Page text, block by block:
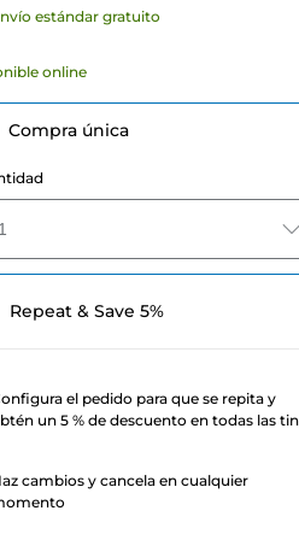
estándar gratuito
online
Compra única
1
Repeat & Save 5%
el pedido para que se repita y
un 5 % de descuento en todas las
cambios y cancela en cualquier